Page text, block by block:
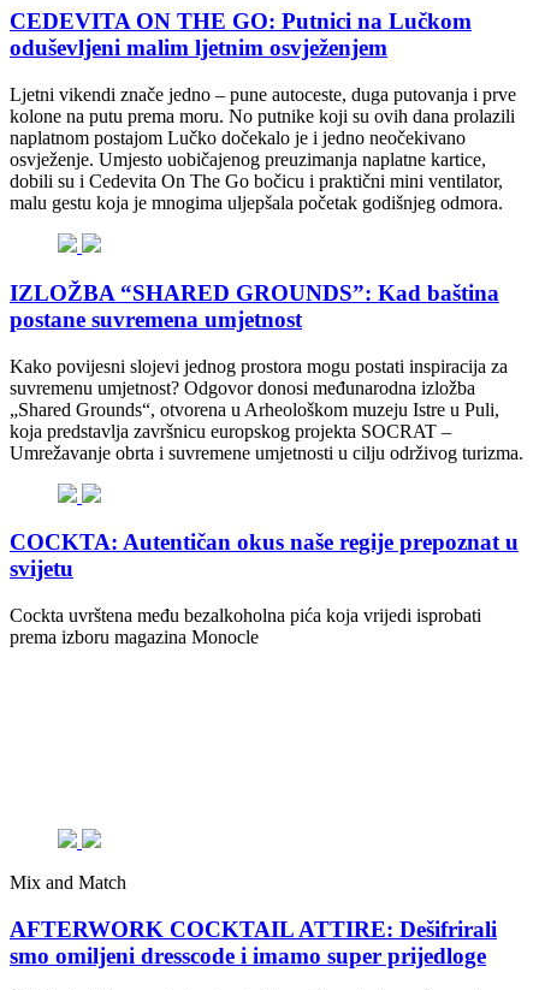
CEDEVITA ON THE GO: Putnici na Lučkom
oduševljeni malim ljetnim osvježenjem
Ljetni vikendi znače jedno – pune autoceste, duga putovanja i prve
kolone na putu prema moru. No putnike koji su ovih dana prolazili
naplatnom postajom Lučko dočekalo je i jedno neočekivano
osvježenje. Umjesto uobičajenog preuzimanja naplatne kartice,
dobili su i Cedevita On The Go bočicu i praktični mini ventilator,
malu gestu koja je mnogima uljepšala početak godišnjeg odmora.
IZLOŽBA “SHARED GROUNDS”: Kad baština
postane suvremena umjetnost
Kako povijesni slojevi jednog prostora mogu postati inspiracija za
suvremenu umjetnost? Odgovor donosi međunarodna izložba
„Shared Grounds“, otvorena u Arheološkom muzeju Istre u Puli,
koja predstavlja završnicu europskog projekta SOCRAT –
Umrežavanje obrta i suvremene umjetnosti u cilju održivog turizma.
COCKTA: Autentičan okus naše regije prepoznat u
svijetu
Cockta uvrštena među bezalkoholna pića koja vrijedi isprobati
prema izboru magazina Monocle
Mix and Match
AFTERWORK COCKTAIL ATTIRE: Dešifrirali
smo omiljeni dresscode i imamo super prijedloge